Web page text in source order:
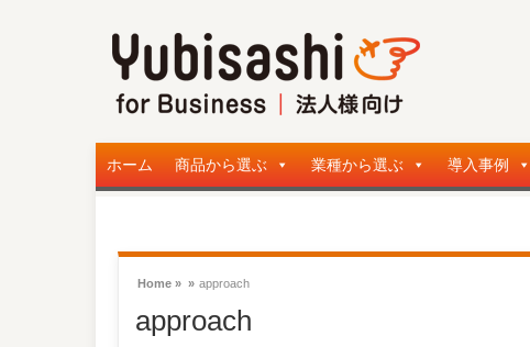
ホーム 商品から選ぶ 業種から選ぶ 導入事例
Home » » approach
approach